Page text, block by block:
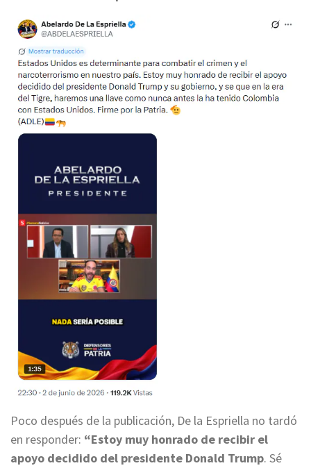
Poco después de la publicación, De la Espriella no tardó
en responder: “Estoy muy honrado de recibir el
apoyo decidido del presidente Donald Trump. Sé